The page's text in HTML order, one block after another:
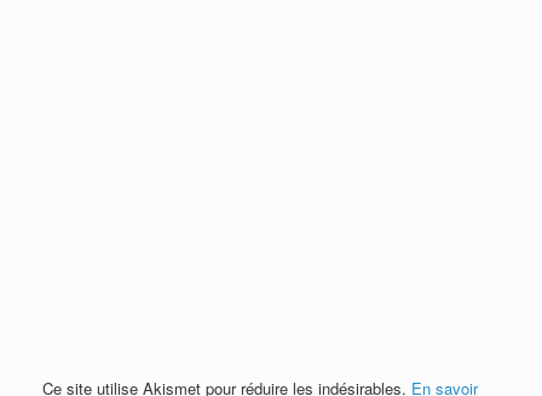
Ce site utilise Akismet pour réduire les indésirables. En savoir